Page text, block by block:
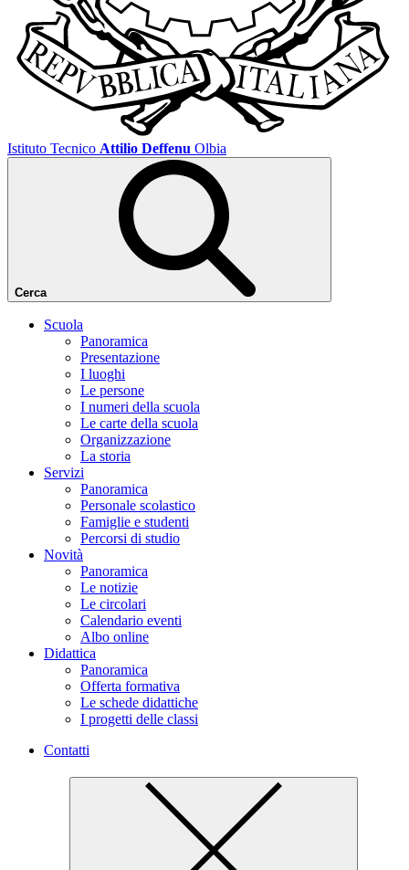
Istituto Tecnico Attilio Deffenu Olbia
Cerca
Scuola
Panoramica
Presentazione
I luoghi
Le persone
I numeri della scuola
Le carte della scuola
Organizzazione
La storia
Servizi
Panoramica
Personale scolastico
Famiglie e studenti
Percorsi di studio
Novità
Panoramica
Le notizie
Le circolari
Calendario eventi
Albo online
Didattica
Panoramica
Offerta formativa
Le schede didattiche
I progetti delle classi
Contatti